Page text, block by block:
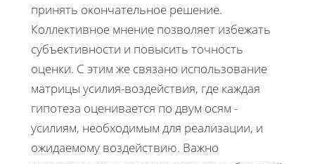
принять окончательное решение.
Коллективное мнение позволяет избежать
субъективности и повысить точность
оценки. С этим же связано использование
матрицы усилия-воздействия, где каждая
гипотеза оценивается по двум осям -
усилиям, необходимым для реализации, и
ожидаемому воздействию. Важно